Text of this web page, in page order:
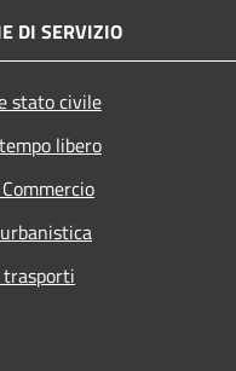
DI SERVIZIO
stato civile
libero